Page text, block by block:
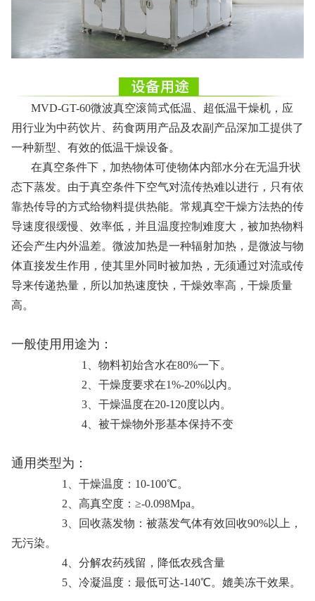
MVD-GT-60微波真空滚筒式低温、超低温干燥机，应
用行业为中药饮片、药食两用产品及农副产品深加工提供了
一种新型、有效的低温干燥设备。
在真空条件下，加热物体可使物体内部水分在无温升状
态下蒸发。由于真空条件下空气对流传热难以进行，只有依
靠热传导的方式给物料提供热能。常规真空干燥方法热的传
导速度很缓慢、效率低，并且温度控制难度大，被加热物料
还会产生内外温差。微波加热是一种辐射加热，是微波与物
体直接发生作用，使其里外同时被加热，无须通过对流或传
导来传递热量，所以加热速度快，干燥效率高，干燥质量
高。
一般使用用途为：
1、物料初始含水在80%一下。
2、干燥度要求在1%-20%以内。
3、干燥温度在20-120度以内。
4、被干燥物外形基本保持不变
通用类型为：
1、干燥温度：10-100℃。
2、高真空度：≥-0.098Mpa。
3、回收蒸发物：被蒸发气体有效回收90%以上，
无污染。
4、分解农药残留，降低农残含量
5、冷凝温度：最低可达-140℃。媲美冻干效果。